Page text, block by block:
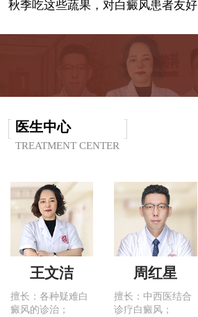
秋季吃这些蔬果，对白癜风患者友好
医生中心
TREATMENT CENTER
王文洁
擅长：各种疑难白
癜风的诊治；
周红星
擅长：中西医结合
诊疗白癜风；